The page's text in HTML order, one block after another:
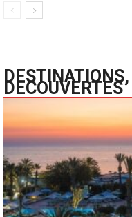
DECOUVERTES